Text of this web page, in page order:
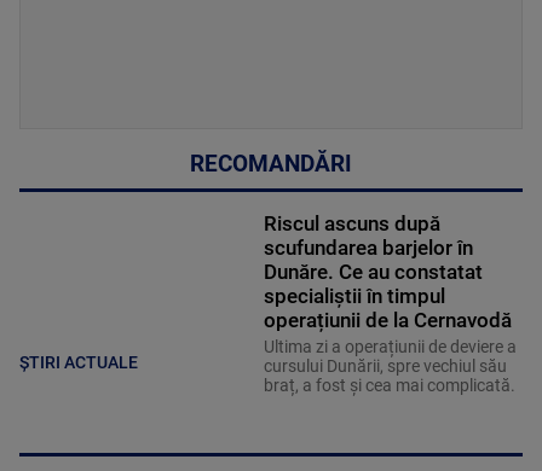
RECOMANDĂRI
ȘTIRI ACTUALE
Riscul ascuns după
scufundarea barjelor în
Dunăre. Ce au constatat
specialiștii în timpul
operațiunii de la Cernavodă
Ultima zi a operațiunii de deviere a
cursului Dunării, spre vechiul său
braț, a fost și cea mai complicată.